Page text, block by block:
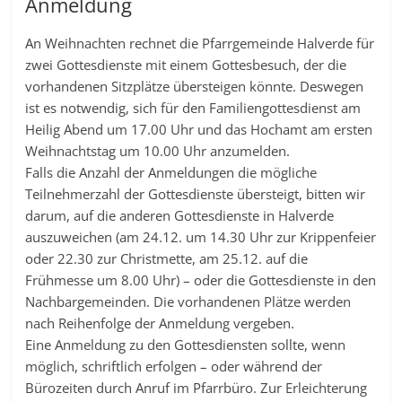
An Weihnachten rechnet die Pfarrgemeinde Halverde für
zwei Gottesdienste mit einem Gottesbesuch, der die
vorhandenen Sitzplätze übersteigen könnte. Deswegen
ist es notwendig, sich für den Familiengottesdienst am
Heilig Abend um 17.00 Uhr und das Hochamt am ersten
Weihnachtstag um 10.00 Uhr anzumelden.
Falls die Anzahl der Anmeldungen die mögliche
Teilnehmerzahl der Gottesdienste übersteigt, bitten wir
darum, auf die anderen Gottesdienste in Halverde
auszuweichen (am 24.12. um 14.30 Uhr zur Krippenfeier
oder 22.30 zur Christmette, am 25.12. auf die
Frühmesse um 8.00 Uhr) – oder die Gottesdienste in den
Nachbargemeinden. Die vorhandenen Plätze werden
nach Reihenfolge der Anmeldung vergeben.
Eine Anmeldung zu den Gottesdiensten sollte, wenn
möglich, schriftlich erfolgen – oder während der
Bürozeiten durch Anruf im Pfarrbüro. Zur Erleichterung